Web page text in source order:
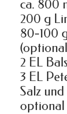
ca. 800
200 g
80-100
2 EL
3 EL
Salz
optional